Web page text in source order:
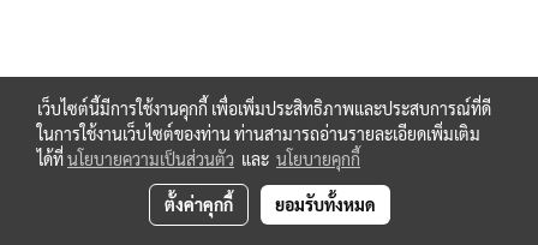
เว็บไซต์นี้มีการใช้งานคุกกี้ เพื่อเพิ่มประสิทธิภาพและประสบการณ์ที่ดี
ในการใช้งานเว็บไซต์ของท่าน ท่านสามารถอ่านรายละเอียดเพิ่มเติม
ได้ที่นโยบายความเป็นส่วนตัว และ นโยบายคุกกี้
ตั้งค่าคุกกี้ ยอมรับทั้งหมด